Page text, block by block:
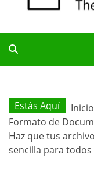
Estás Aquí
Inicio
Formato de
Haz que tus
sencilla para todos